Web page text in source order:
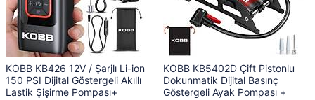
KOBB KB426 12V / Şarjlı Li-ion
150 PSI Dijital Göstergeli Akıllı
Lastik Şişirme Pompası+
KOBB KB5402D Çift Pistonlu
Dokunmatik Dijital Basınç
Göstergeli Ayak Pompası +